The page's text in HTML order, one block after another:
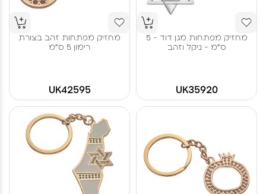
מחזיק מפתחות מגן דוד - 5
ס"מ - ניקל וזהב
UK35920
מחזיק מפתחות זהב בצורת
רימון 5 ס"מ
UK42595